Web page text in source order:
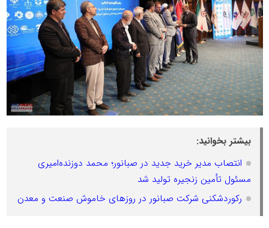
بیشتر بخوانید:
انتصاب مدیر خرید جدید در صبانور؛ محمد دوزنده‌امیری
مسئول تأمین زنجیره تولید شد
رکوردشکنی شرکت صبانور در روزهای خاموش صنعت و معدن